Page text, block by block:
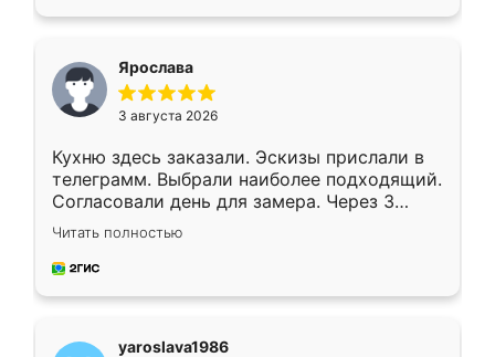
Ярослава
3 августа 2026
Кухню здесь заказали. Эскизы прислали в
телеграмм. Выбрали наиболее подходящий.
Согласовали день для замера. Через 3
недели кухня была уже готова. Остались
довольны работой. Спасибо Ренессанс
мебель за качественную работу!
Читать полностью
yaroslava1986